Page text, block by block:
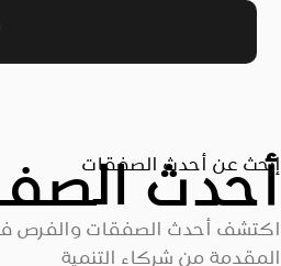
إبحث عن أحدث الصفقات
أحدث
اكتشف أحدث الصفقات والفرص
المقدمة من شركاء التنمية